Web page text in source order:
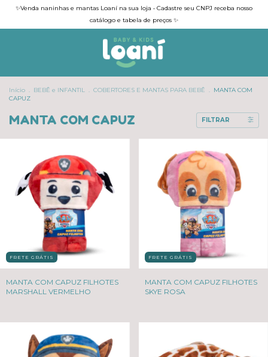
✨Venda naninhas e mantas Loaní na sua loja • Cadastre seu CNPJ receba nosso
catálogo e tabela de preços ✨
Início . BEBÊ e INFANTIL . COBERTORES E MANTAS PARA BEBÊ . MANTA COM
CAPUZ
MANTA COM CAPUZ FILTRAR
FRETE GRÁTIS
MANTA COM CAPUZ FILHOTES
MARSHALL VERMELHO
FRETE GRÁTIS
MANTA COM CAPUZ FILHOTES
SKYE ROSA